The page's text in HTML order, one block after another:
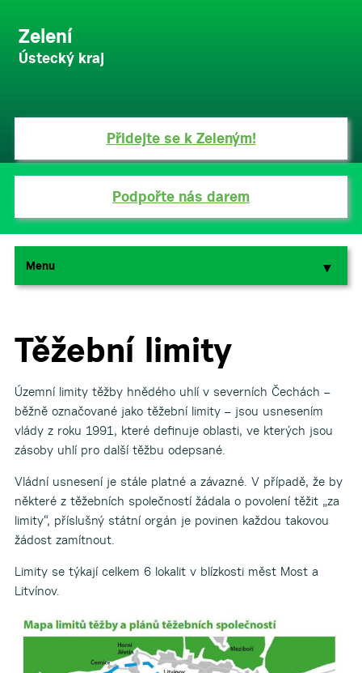
Zelení
Ústecký kraj
Přidejte se k Zeleným!
Podpořte nás darem
Menu ▼
▼
▼
▼
Těžební limity
Územní limity těžby hnědého uhlí v severních Čechách –
běžně označované jako těžební limity – jsou usnesením
vlády z roku 1991, které definuje oblasti, ve kterých jsou
zásoby uhlí pro další těžbu odepsané.
Vládní usnesení je stále platné a závazné. V případě, že by
některé z těžebních společností žádala o povolení těžit „za
limity“, příslušný státní orgán je povinen každou takovou
žádost zamítnout.
Limity se týkají celkem 6 lokalit v blízkosti měst Most a
Litvínov.